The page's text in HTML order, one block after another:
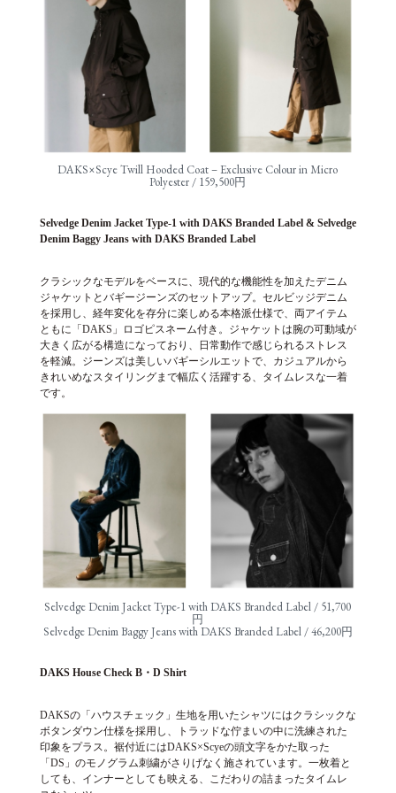
DAKS×Scye Twill Hooded Coat – Exclusive Colour in Micro
Polyester / 159,500円
Selvedge Denim Jacket Type-1 with DAKS Branded Label & Selvedge
Denim Baggy Jeans with DAKS Branded Label
クラシックなモデルをベースに、現代的な機能性を加えたデニム
ジャケットとバギージーンズのセットアップ。セルビッジデニム
を採用し、経年変化を存分に楽しめる本格派仕様で、両アイテム
ともに「DAKS」ロゴピスネーム付き。ジャケットは腕の可動域が
大きく広がる構造になっており、日常動作で感じられるストレス
を軽減。ジーンズは美しいバギーシルエットで、カジュアルから
きれいめなスタイリングまで幅広く活躍する、タイムレスな一着
です。
Selvedge Denim Jacket Type-1 with DAKS Branded Label / 51,700
円
Selvedge Denim Baggy Jeans with DAKS Branded Label / 46,200円
DAKS House Check B・D Shirt
DAKSの「ハウスチェック」生地を用いたシャツにはクラシックな
ボタンダウン仕様を採用し、トラッドな佇まいの中に洗練された
印象をプラス。裾付近にはDAKS×Scyeの頭文字をかた取った
「DS」のモノグラム刺繍がさりげなく施されています。一枚着と
しても、インナーとしても映える、こだわりの詰まったタイムレ